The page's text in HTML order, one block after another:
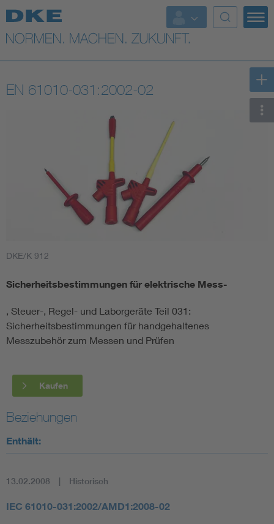
Top-Themen
VDE Fokusthemen
Digital Security
Health
Industry
Smart Cities
DKE Fachinformationen im Kontext der Normung
Circular Economy für mehr Ressourceneffizienz
Elektrofachkraft (EFK)
EN 61010-031:2002-02
DKE/K 912
Sicherheitsbestimmungen für elektrische Mess-
, Steuer-, Regel- und Laborgeräte Teil 031:
Sicherheitsbestimmungen für handgehaltenes
Messzubehör zum Messen und Prüfen
Kaufen
Beziehungen
Enthält:
13.02.2008 Historisch
IEC 61010-031:2002/AMD1:2008-02